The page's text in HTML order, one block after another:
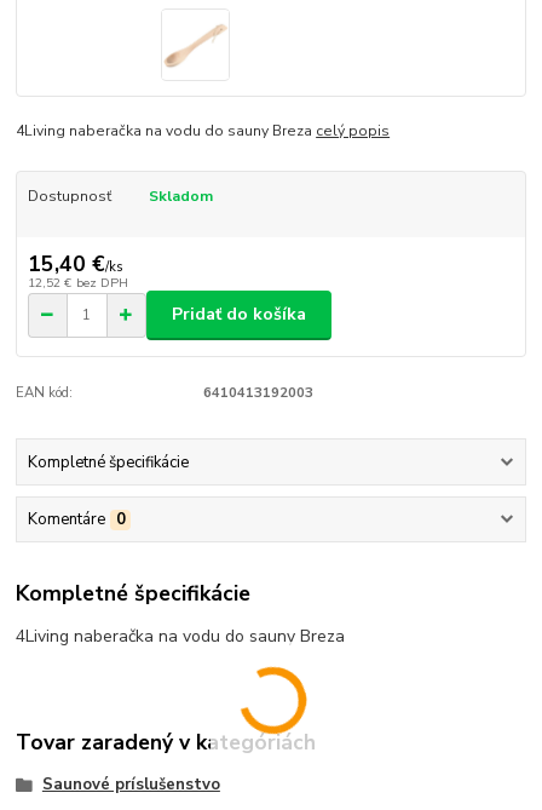
4Living naberačka na vodu do sauny Breza celý popis
Dostupnosť Skladom
15,40 €/ks
12,52 € bez DPH
Pridať do košíka
EAN kód: 6410413192003
Kompletné špecifikácie
Komentáre 0
Kompletné špecifikácie
4Living naberačka na vodu do sauny Breza
Tovar zaradený v kategóriách
Saunové príslušenstvo